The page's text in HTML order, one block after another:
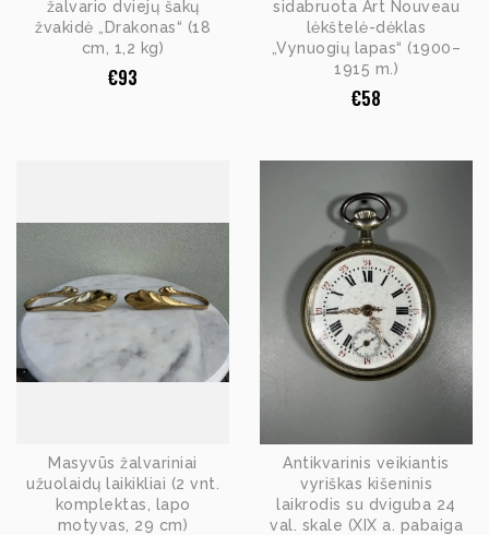
žalvario dviejų šakų
žvakidė „Drakonas“ (18
cm, 1,2 kg)
€93
sidabruota Art Nouveau
lėkštelė-dėklas
„Vynuogių lapas“ (1900–
1915 m.)
€58
Masyvūs žalvariniai
užuolaidų laikikliai (2 vnt.
komplektas, lapo
motyvas, 29 cm)
Antikvarinis veikiantis
vyriškas kišeninis
laikrodis su dviguba 24
val. skale (XIX a. pabaiga